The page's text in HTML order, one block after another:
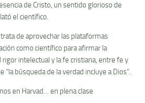
de Cristo, un sentido glorioso de
el científico.
de aprovechar las plataformas
como científico para afirmar la
intelectual y la fe cristiana, entre fe y
“la búsqueda de la verdad incluye a Dios”.
en Harvad… en plena clase